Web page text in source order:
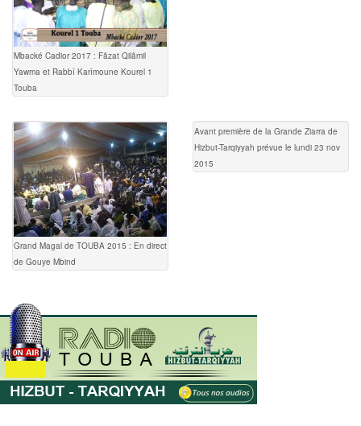
Mbacké Cadior 2017 : Fâzat Qilâmil
Yawma et Rabbî Karîmoune Kourel 1
Touba
Grand Magal de TOUBA 2015 : En direct
de Gouye Mbind
Avant première de la Grande Ziarra de
Hizbut-Tarqiyyah prévue le lundi 23 nov
2015